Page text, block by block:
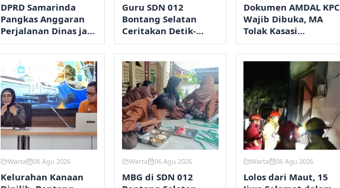
DPRD Samarinda
Pangkas Anggaran
Perjalanan Dinas jadi
Rp8,45 Miliar
Guru SDN 012
Bontang Selatan
Ceritakan Detik-
Detik Mual dan Diare
Usai Santap MBG
Dokumen AMDAL KPC
Wajib Dibuka, MA
Tolak Kasasi
Kementerian ESDM
Warta 06 Agu 2026
Kelurahan Kanaan
Warta 06 Agu 2026
MBG di SDN 012
Warta 06 Agu 2026
Lolos dari Maut, 15